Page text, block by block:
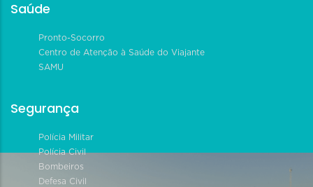
Saúde
Pronto-Socorro
Centro de Atenção à Saúde do Viajante
SAMU
Segurança
Polícia Militar
Polícia Civil
Bombeiros
Defesa Civil